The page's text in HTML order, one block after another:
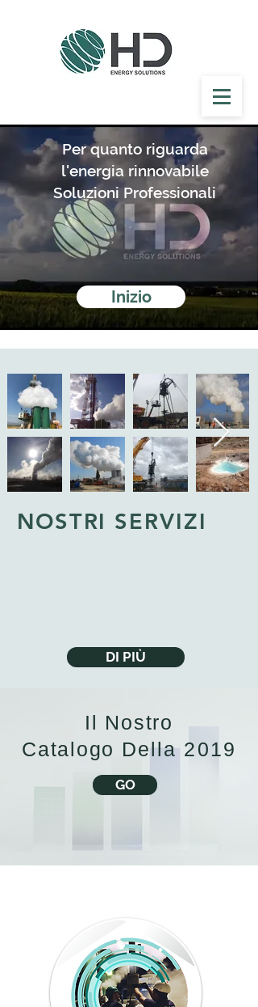
Per quanto riguarda
l'energia rinnovabile
Soluzioni Professionali
Inizio
NOSTRI SERVIZI
DI PIÙ
Il Nostro
Catalogo Della 2019
GO